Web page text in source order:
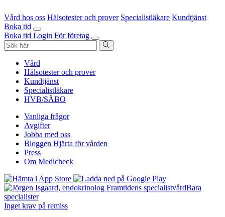
Vård hos oss Hälsotester och prover Specialistläkare Kundtjänst
Boka tid
Boka tid Login För företag
Vård
Hälsotester och prover
Kundtjänst
Specialistläkare
HVB/SÄBO
Vanliga frågor
Avgifter
Jobba med oss
Bloggen Hjärta för vården
Press
Om Medicheck
Framtidens specialistvårdBara
specialister
Inget krav på remiss